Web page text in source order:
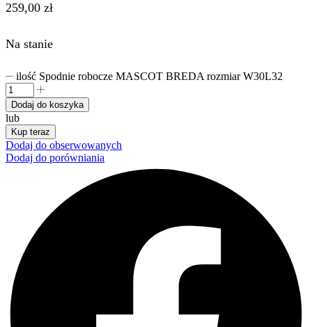
259,00 zł
Na stanie
ilość Spodnie robocze MASCOT BREDA rozmiar W30L32
Dodaj do koszyka
lub
Kup teraz
Dodaj do obserwowanych
Dodaj do porówniania